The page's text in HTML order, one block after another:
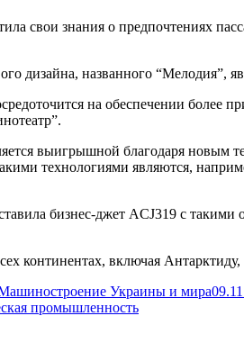
свои знания о предпочтениях
дизайна, названного
на обеспечении более
выигрышной благодаря новым
технологиями являются,
бизнес-джет ACJ319 с
континентах, включая
Украины и мира
промышленность